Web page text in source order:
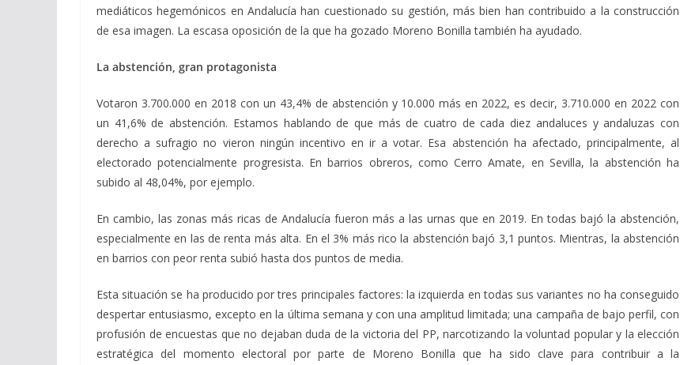
mediáticos hegemónicos en Andalucía han cuestionado su gestión, más bien han contribuido a la construcción
de esa imagen. La escasa oposición de la que ha gozado Moreno Bonilla también ha ayudado.
La abstención, gran protagonista
Votaron 3.700.000 en 2018 con un 43,4% de abstención y 10.000 más en 2022, es decir, 3.710.000 en 2022 con
un 41,6% de abstención. Estamos hablando de que más de cuatro de cada diez andaluces y andaluzas con
derecho a sufragio no vieron ningún incentivo en ir a votar. Esa abstención ha afectado, principalmente, al
electorado potencialmente progresista. En barrios obreros, como Cerro Amate, en Sevilla, la abstención ha
subido al 48,04%, por ejemplo.
En cambio, las zonas más ricas de Andalucía fueron más a las urnas que en 2019. En todas bajó la abstención,
especialmente en las de renta más alta. En el 3% más rico la abstención bajó 3,1 puntos. Mientras, la abstención
en barrios con peor renta subió hasta dos puntos de media.
Esta situación se ha producido por tres principales factores: la izquierda en todas sus variantes no ha conseguido
despertar entusiasmo, excepto en la última semana y con una amplitud limitada; una campaña de bajo perfil, con
profusión de encuestas que no dejaban duda de la victoria del PP, narcotizando la voluntad popular y la elección
estratégica del momento electoral por parte de Moreno Bonilla que ha sido clave para contribuir a la